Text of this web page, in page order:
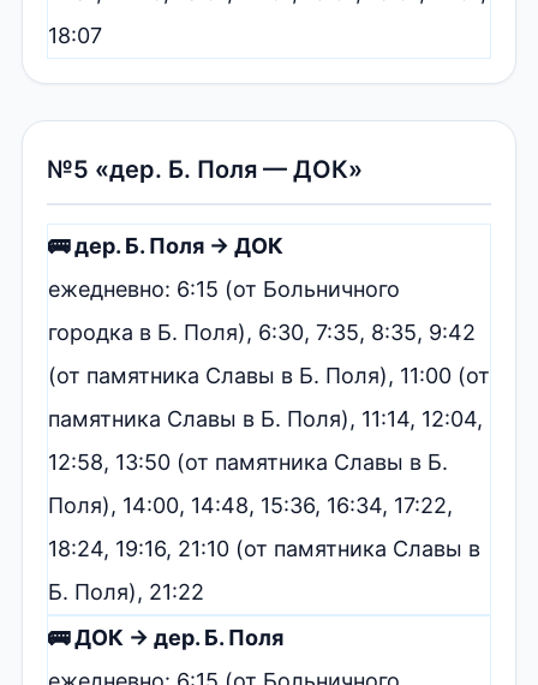
18:07
№5 «дер. Б. Поля — ДОК»
🚌 дер. Б. Поля → ДОК
ежедневно: 6:15 (от Больничного
городка в Б. Поля), 6:30, 7:35, 8:35, 9:42
(от памятника Славы в Б. Поля), 11:00 (от
памятника Славы в Б. Поля), 11:14, 12:04,
12:58, 13:50 (от памятника Славы в Б.
Поля), 14:00, 14:48, 15:36, 16:34, 17:22,
18:24, 19:16, 21:10 (от памятника Славы в
Б. Поля), 21:22
🚌 ДОК → дер. Б. Поля